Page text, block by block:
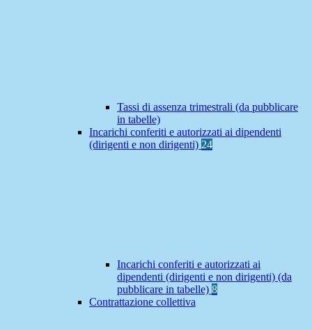
Tassi di assenza trimestrali (da pubblicare
in tabelle)
Incarichi conferiti e autorizzati ai dipendenti
(dirigenti e non dirigenti) 24
Incarichi conferiti e autorizzati ai
dipendenti (dirigenti e non dirigenti) (da
pubblicare in tabelle) 8
Contrattazione collettiva